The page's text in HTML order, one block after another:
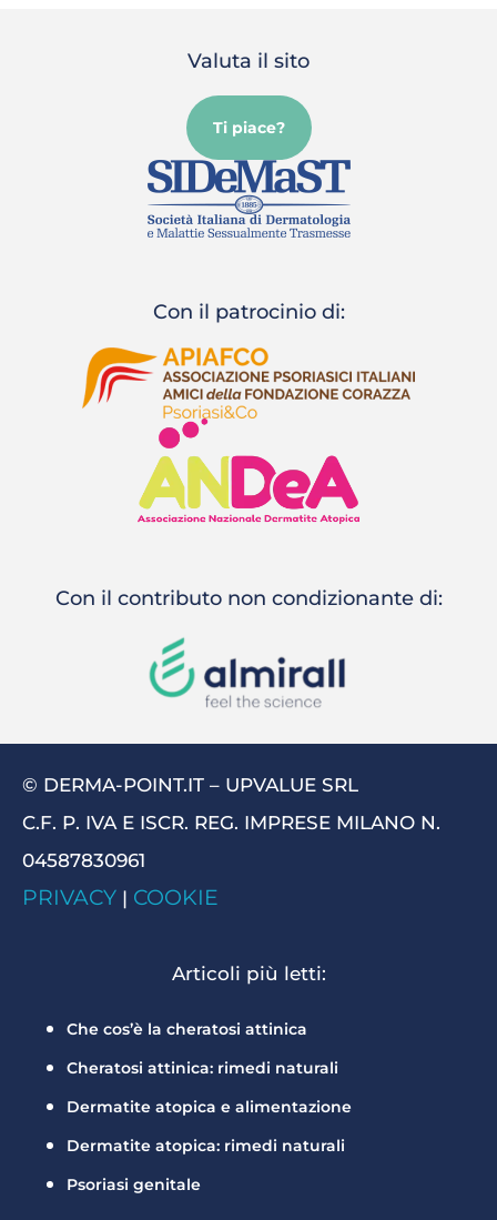
Valuta il sito
Ti piace?
Con il patrocinio di:
Con il contributo non condizionante di:
© DERMA-POINT.IT – UPVALUE SRL
C.F. P. IVA E ISCR. REG. IMPRESE MILANO N.
04587830961
PRIVACY | COOKIE
Articoli più letti:
Che cos’è la cheratosi attinica
Cheratosi attinica: rimedi naturali
Dermatite atopica e alimentazione
Dermatite atopica: rimedi naturali
Psoriasi genitale